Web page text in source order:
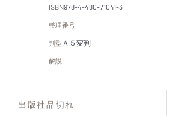
ISBN978-4-480-71041-3
整理番号
判型 Ａ５変判
解説
出版社品切れ